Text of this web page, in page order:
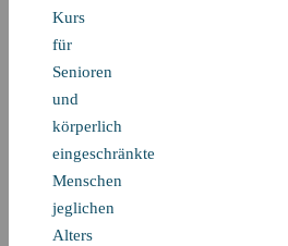
Kurs
für
Senioren
und
körperlich
eingeschränkte
Menschen
jeglichen
Alters